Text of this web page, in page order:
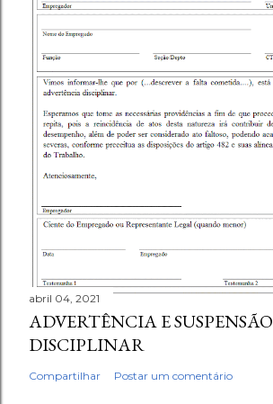
abril 04, 2021
ADVERTÊNCIA E SUSPENSÃO
DISCIPLINAR
Compartilhar Postar um comentário